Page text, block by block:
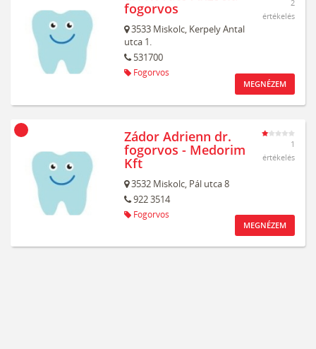
fogorvos
3533 Miskolc, Kerpely Antal
utca 1.
531700
Fogorvos
2
értékelés
MEGNÉZEM
Zádor Adrienn dr.
fogorvos - Medorim
Kft
3532 Miskolc, Pál utca 8
922 3514
Fogorvos
1
értékelés
MEGNÉZEM